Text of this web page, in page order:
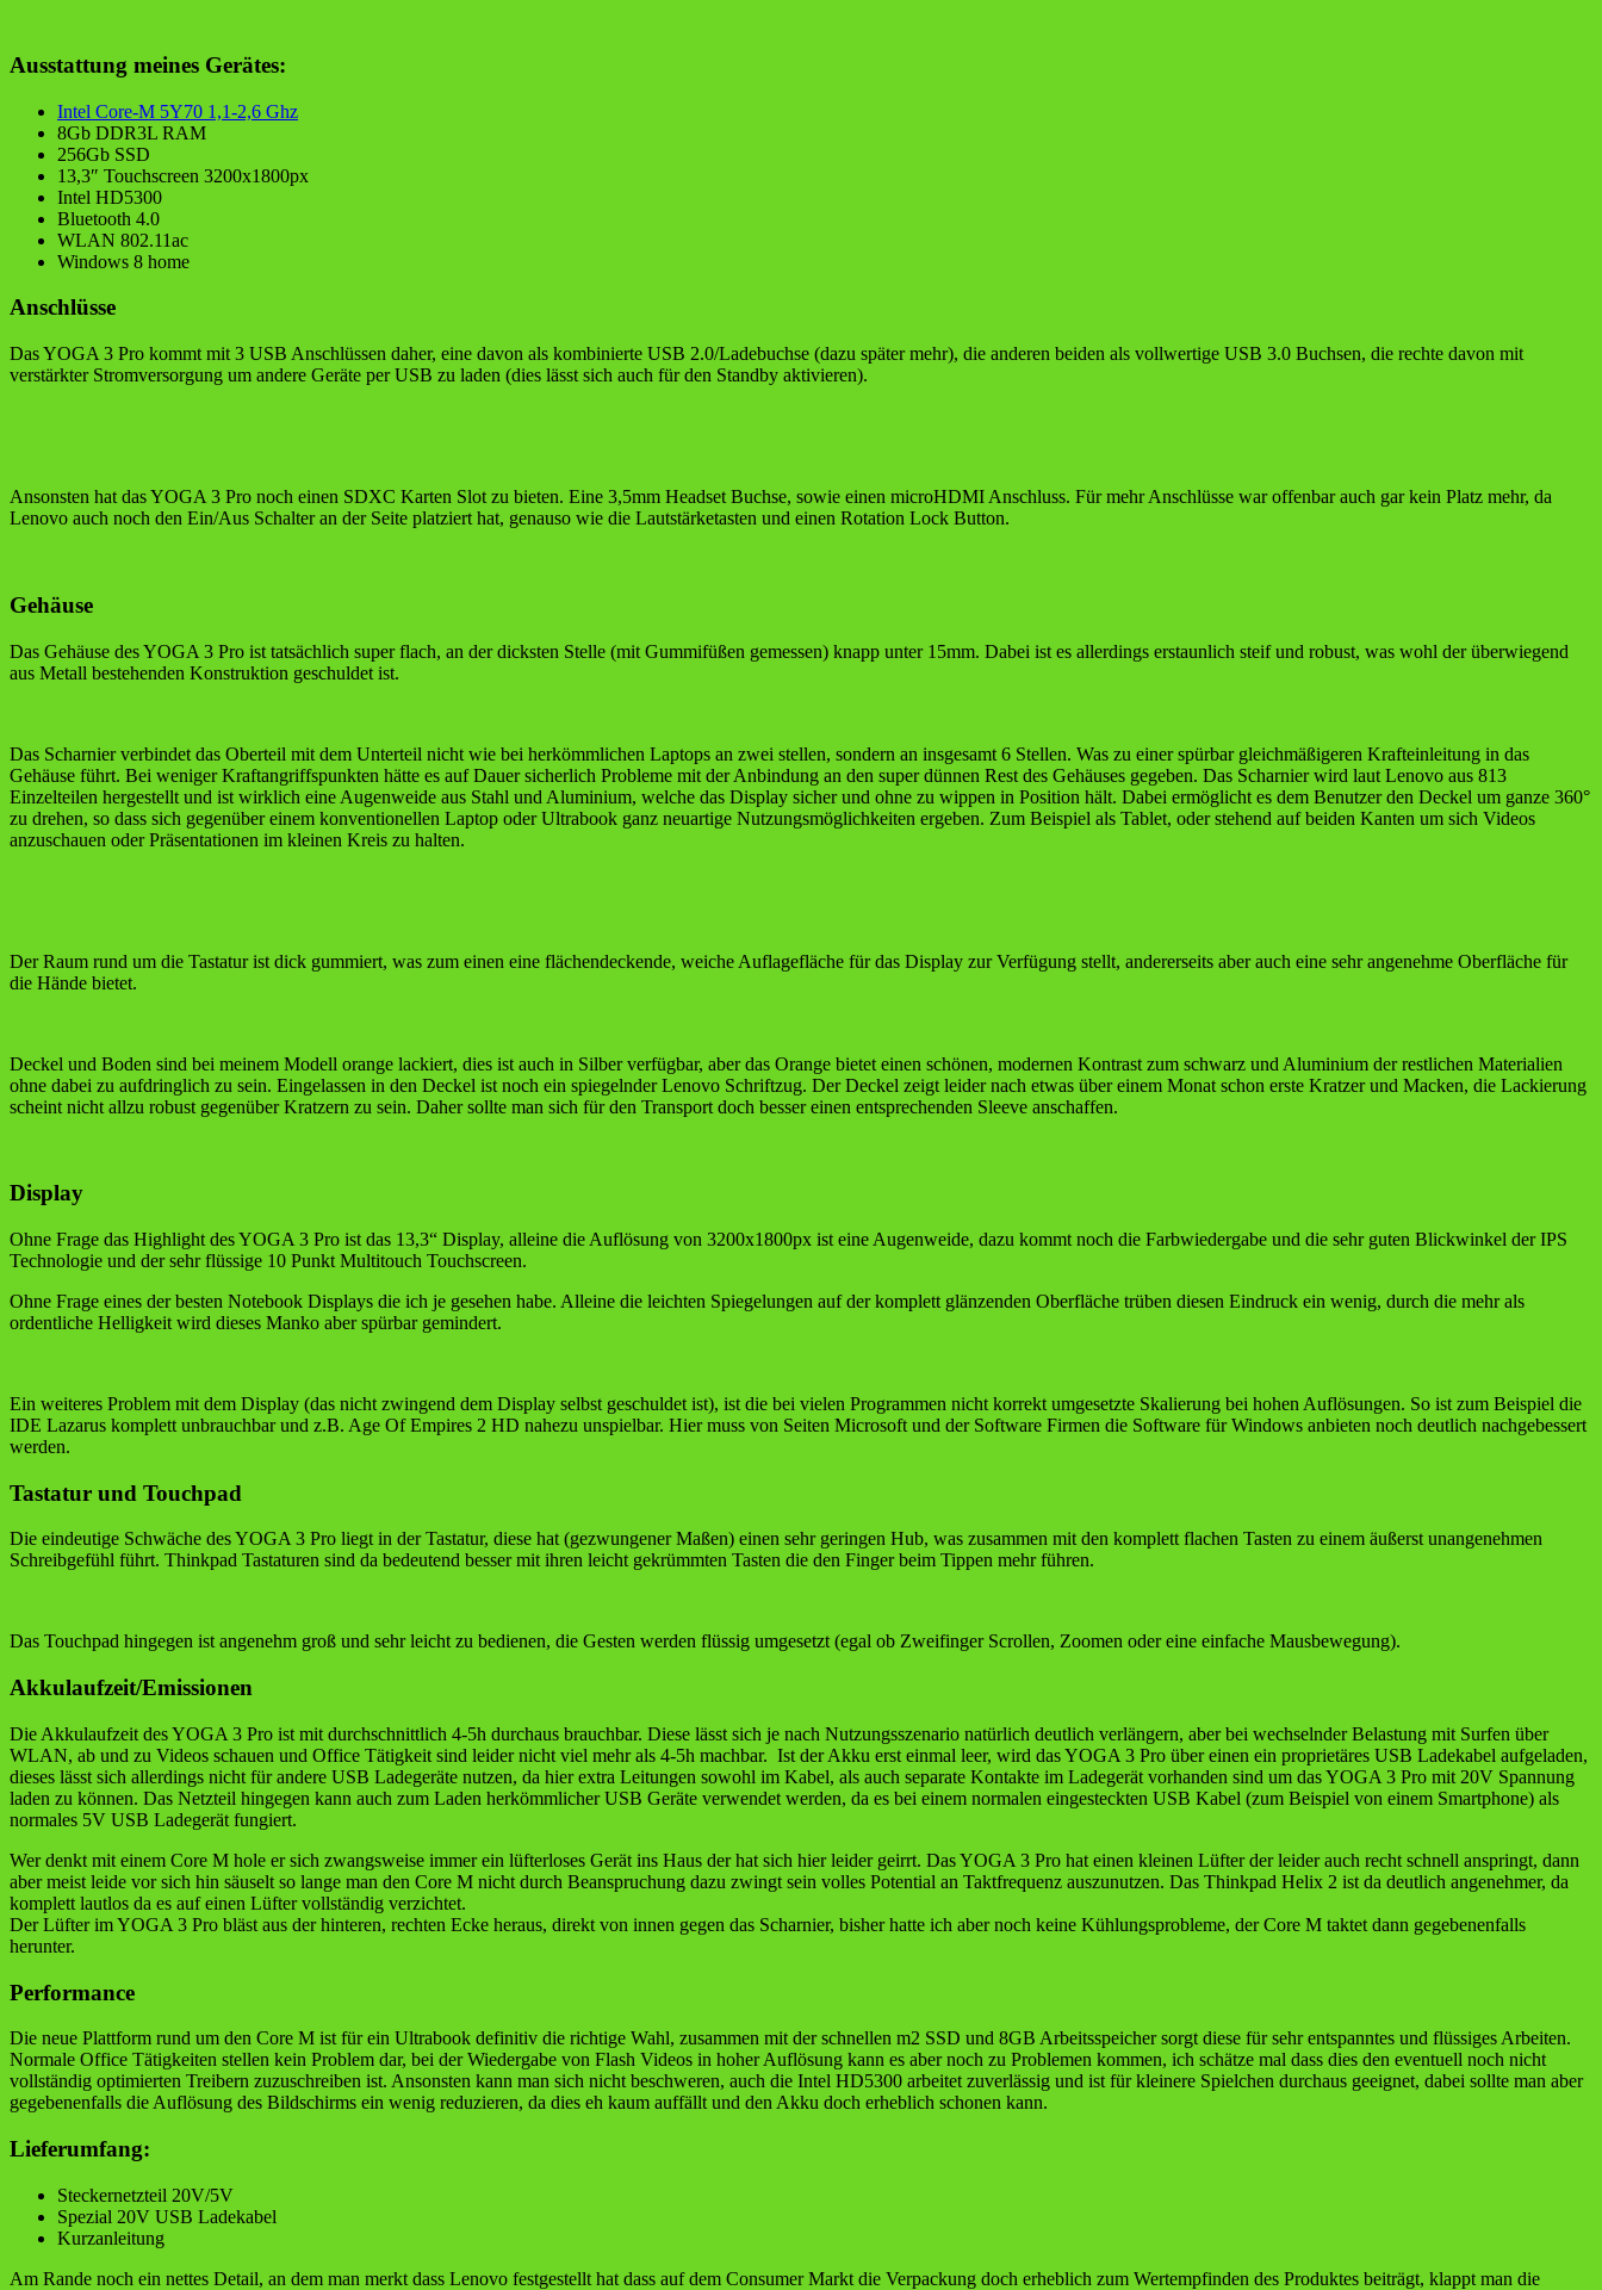
Ausstattung meines Gerätes:
Intel Core-M 5Y70 1,1-2,6 Ghz
8Gb DDR3L RAM
256Gb SSD
13,3″ Touchscreen 3200x1800px
Intel HD5300
Bluetooth 4.0
WLAN 802.11ac
Windows 8 home
Anschlüsse
Das YOGA 3 Pro kommt mit 3 USB Anschlüssen daher, eine davon als kombinierte USB 2.0/Ladebuchse (dazu später mehr), die anderen beiden als vollwertige USB 3.0 Buchsen, die rechte davon mit
verstärkter Stromversorgung um andere Geräte per USB zu laden (dies lässt sich auch für den Standby aktivieren).
Ansonsten hat das YOGA 3 Pro noch einen SDXC Karten Slot zu bieten. Eine 3,5mm Headset Buchse, sowie einen microHDMI Anschluss. Für mehr Anschlüsse war offenbar auch gar kein Platz mehr, da
Lenovo auch noch den Ein/Aus Schalter an der Seite platziert hat, genauso wie die Lautstärketasten und einen Rotation Lock Button.
Gehäuse
Das Gehäuse des YOGA 3 Pro ist tatsächlich super flach, an der dicksten Stelle (mit Gummifüßen gemessen) knapp unter 15mm. Dabei ist es allerdings erstaunlich steif und robust, was wohl der überwiegend
aus Metall bestehenden Konstruktion geschuldet ist.
Das Scharnier verbindet das Oberteil mit dem Unterteil nicht wie bei herkömmlichen Laptops an zwei stellen, sondern an insgesamt 6 Stellen. Was zu einer spürbar gleichmäßigeren Krafteinleitung in das
Gehäuse führt. Bei weniger Kraftangriffspunkten hätte es auf Dauer sicherlich Probleme mit der Anbindung an den super dünnen Rest des Gehäuses gegeben. Das Scharnier wird laut Lenovo aus 813
Einzelteilen hergestellt und ist wirklich eine Augenweide aus Stahl und Aluminium, welche das Display sicher und ohne zu wippen in Position hält. Dabei ermöglicht es dem Benutzer den Deckel um ganze 360°
zu drehen, so dass sich gegenüber einem konventionellen Laptop oder Ultrabook ganz neuartige Nutzungsmöglichkeiten ergeben. Zum Beispiel als Tablet, oder stehend auf beiden Kanten um sich Videos
anzuschauen oder Präsentationen im kleinen Kreis zu halten.
Der Raum rund um die Tastatur ist dick gummiert, was zum einen eine flächendeckende, weiche Auflagefläche für das Display zur Verfügung stellt, andererseits aber auch eine sehr angenehme Oberfläche für
die Hände bietet.
Deckel und Boden sind bei meinem Modell orange lackiert, dies ist auch in Silber verfügbar, aber das Orange bietet einen schönen, modernen Kontrast zum schwarz und Aluminium der restlichen Materialien
ohne dabei zu aufdringlich zu sein. Eingelassen in den Deckel ist noch ein spiegelnder Lenovo Schriftzug. Der Deckel zeigt leider nach etwas über einem Monat schon erste Kratzer und Macken, die Lackierung
scheint nicht allzu robust gegenüber Kratzern zu sein. Daher sollte man sich für den Transport doch besser einen entsprechenden Sleeve anschaffen.
Display
Ohne Frage das Highlight des YOGA 3 Pro ist das 13,3“ Display, alleine die Auflösung von 3200x1800px ist eine Augenweide, dazu kommt noch die Farbwiedergabe und die sehr guten Blickwinkel der IPS
Technologie und der sehr flüssige 10 Punkt Multitouch Touchscreen.
Ohne Frage eines der besten Notebook Displays die ich je gesehen habe. Alleine die leichten Spiegelungen auf der komplett glänzenden Oberfläche trüben diesen Eindruck ein wenig, durch die mehr als
ordentliche Helligkeit wird dieses Manko aber spürbar gemindert.
Ein weiteres Problem mit dem Display (das nicht zwingend dem Display selbst geschuldet ist), ist die bei vielen Programmen nicht korrekt umgesetzte Skalierung bei hohen Auflösungen. So ist zum Beispiel die
IDE Lazarus komplett unbrauchbar und z.B. Age Of Empires 2 HD nahezu unspielbar. Hier muss von Seiten Microsoft und der Software Firmen die Software für Windows anbieten noch deutlich nachgebessert
werden.
Tastatur und Touchpad
Die eindeutige Schwäche des YOGA 3 Pro liegt in der Tastatur, diese hat (gezwungener Maßen) einen sehr geringen Hub, was zusammen mit den komplett flachen Tasten zu einem äußerst unangenehmen
Schreibgefühl führt. Thinkpad Tastaturen sind da bedeutend besser mit ihren leicht gekrümmten Tasten die den Finger beim Tippen mehr führen.
Das Touchpad hingegen ist angenehm groß und sehr leicht zu bedienen, die Gesten werden flüssig umgesetzt (egal ob Zweifinger Scrollen, Zoomen oder eine einfache Mausbewegung).
Akkulaufzeit/Emissionen
Die Akkulaufzeit des YOGA 3 Pro ist mit durchschnittlich 4-5h durchaus brauchbar. Diese lässt sich je nach Nutzungsszenario natürlich deutlich verlängern, aber bei wechselnder Belastung mit Surfen über
WLAN, ab und zu Videos schauen und Office Tätigkeit sind leider nicht viel mehr als 4-5h machbar. Ist der Akku erst einmal leer, wird das YOGA 3 Pro über einen ein proprietäres USB Ladekabel aufgeladen,
dieses lässt sich allerdings nicht für andere USB Ladegeräte nutzen, da hier extra Leitungen sowohl im Kabel, als auch separate Kontakte im Ladegerät vorhanden sind um das YOGA 3 Pro mit 20V Spannung
laden zu können. Das Netzteil hingegen kann auch zum Laden herkömmlicher USB Geräte verwendet werden, da es bei einem normalen eingesteckten USB Kabel (zum Beispiel von einem Smartphone) als
normales 5V USB Ladegerät fungiert.
Wer denkt mit einem Core M hole er sich zwangsweise immer ein lüfterloses Gerät ins Haus der hat sich hier leider geirrt. Das YOGA 3 Pro hat einen kleinen Lüfter der leider auch recht schnell anspringt, dann
aber meist leide vor sich hin säuselt so lange man den Core M nicht durch Beanspruchung dazu zwingt sein volles Potential an Taktfrequenz auszunutzen. Das Thinkpad Helix 2 ist da deutlich angenehmer, da
komplett lautlos da es auf einen Lüfter vollständig verzichtet.
Der Lüfter im YOGA 3 Pro bläst aus der hinteren, rechten Ecke heraus, direkt von innen gegen das Scharnier, bisher hatte ich aber noch keine Kühlungsprobleme, der Core M taktet dann gegebenenfalls
herunter.
Performance
Die neue Plattform rund um den Core M ist für ein Ultrabook definitiv die richtige Wahl, zusammen mit der schnellen m2 SSD und 8GB Arbeitsspeicher sorgt diese für sehr entspanntes und flüssiges Arbeiten.
Normale Office Tätigkeiten stellen kein Problem dar, bei der Wiedergabe von Flash Videos in hoher Auflösung kann es aber noch zu Problemen kommen, ich schätze mal dass dies den eventuell noch nicht
vollständig optimierten Treibern zuzuschreiben ist. Ansonsten kann man sich nicht beschweren, auch die Intel HD5300 arbeitet zuverlässig und ist für kleinere Spielchen durchaus geeignet, dabei sollte man aber
gegebenenfalls die Auflösung des Bildschirms ein wenig reduzieren, da dies eh kaum auffällt und den Akku doch erheblich schonen kann.
Lieferumfang:
Steckernetzteil 20V/5V
Spezial 20V USB Ladekabel
Kurzanleitung
Am Rande noch ein nettes Detail, an dem man merkt dass Lenovo festgestellt hat dass auf dem Consumer Markt die Verpackung doch erheblich zum Wertempfinden des Produktes beiträgt, klappt man die